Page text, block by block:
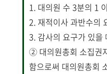
1. 대의원 수 3분의 1
2. 재적이사 과반수의
3. 감사의 요구가 있을
② 대의원총회 소집권
함으로써 대의원총회